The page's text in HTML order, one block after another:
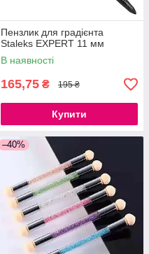
Пензлик для градієнта
Staleks EXPERT 11 мм
В наявності
165,75 ₴ 195 ₴
Купити
–40%